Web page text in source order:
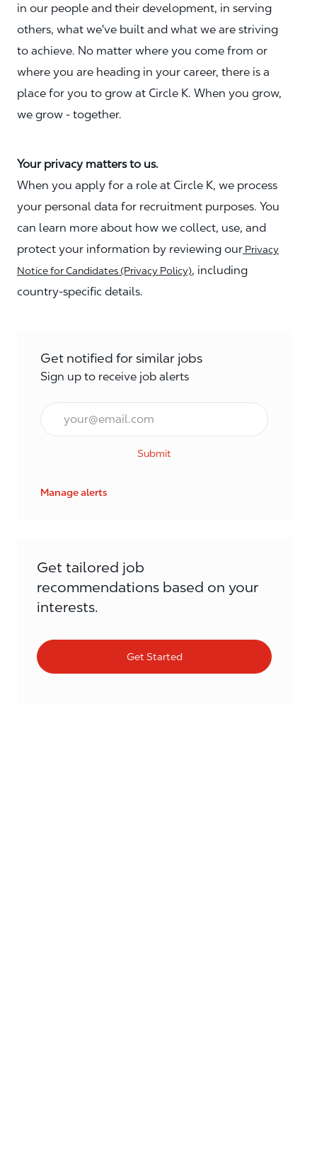
in our people and their development, in serving
others, what we've built and what we are striving
to achieve. No matter where you come from or
where you are heading in your career, there is a
place for you to grow at Circle K. When you grow,
we grow - together.
Your privacy matters to us.
When you apply for a role at Circle K, we process
your personal data for recruitment purposes. You
can learn more about how we collect, use, and
protect your information by reviewing our Privacy
Notice for Candidates (Privacy Policy), including
country-specific details.
Get notified for similar jobs
Sign up to receive job alerts
Enter Email address (Required)
Submit
Manage alerts
Get tailored job
recommendations based on your
interests.
Get Started